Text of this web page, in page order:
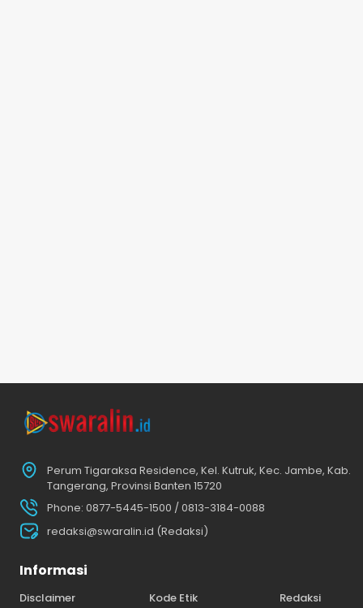
Perum Tigaraksa Residence, Kel. Kutruk, Kec. Jambe, Kab.
Tangerang, Provinsi Banten 15720
Phone: 0877-5445-1500 / 0813-3184-0088
redaksi@swaralin.id (Redaksi)
Informasi
Disclaimer Kode Etik
Redaksi